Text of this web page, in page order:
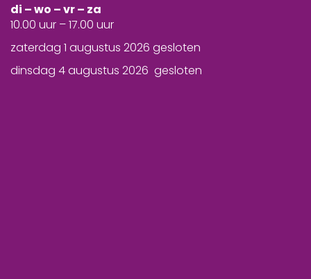
di – wo – vr – za
10.00 uur – 17.00 uur
zaterdag 1 augustus 2026 gesloten
dinsdag 4 augustus 2026 gesloten